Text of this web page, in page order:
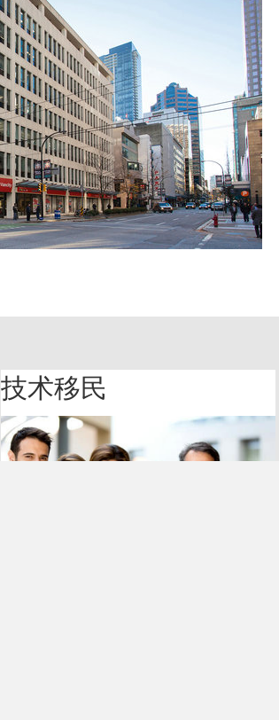
技术移民